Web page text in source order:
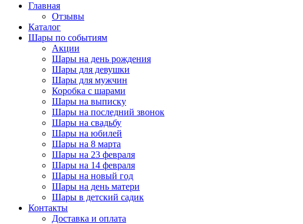
Главная
Отзывы
Каталог
Шары по событиям
Акции
Шары на день рождения
Шары для девушки
Шары для мужчин
Коробка с шарами
Шары на выписку
Шары на последний звонок
Шары на свадьбу
Шары на юбилей
Шары на 8 марта
Шары на 23 февраля
Шары на 14 февраля
Шары на новый год
Шары на день матери
Шары в детский садик
Контакты
Доставка и оплата